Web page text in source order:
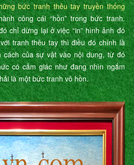
bức tranh thêu tay truyền thống
công cái “hồn” trong bức tranh.
chỉ dừng lại ở việc “in” hình ảnh đó
tranh thêu tay thì điều đó chính là
của sự vật vào nội dung, từ đó
có cảm giác như đang nhìn ngắm
là một bức tranh vô hồn.